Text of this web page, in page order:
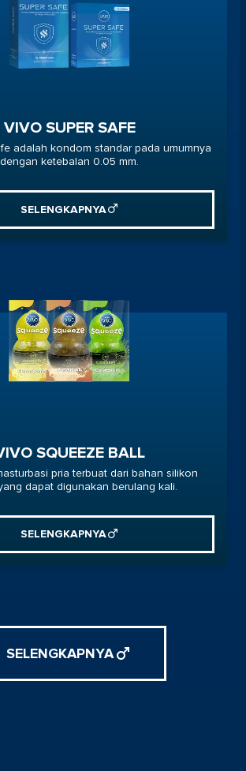
VIVO SUPER SAFE
adalah kondom standar pada umumnya
dengan ketebalan 0.05 mm.
SELENGKAPNYA
SQUEEZE BALL
pria terbuat dari bahan silikon
dapat digunakan berulang kali.
SELENGKAPNYA
SELENGKAPNYA